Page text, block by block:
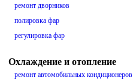
ремонт дворников
полировка фар
регулировка фар
Охлаждение и отопление
ремонт автомобильных кондиционеров